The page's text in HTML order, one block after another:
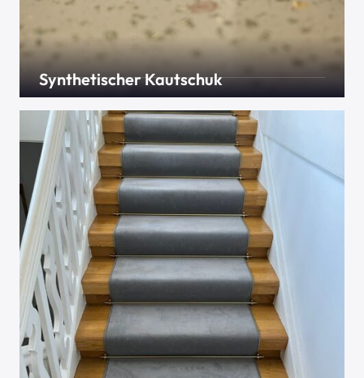
Synthetischer Kautschuk
Bahnhofshallen, Schulen, Sportvereine – viele
Einrichtungen mit hohen Frequentierung vertrauen
auf Kautschukboden. Meist aus synthetischen
Stoffen hergestellt, weist er viele positive
Eigenschaften auf. Robust, leicht zu reinigen und
trittschalmindernd sind nur einige davon.